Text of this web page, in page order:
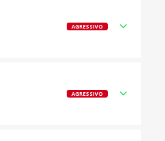
AGRESSIVO
AGRESSIVO